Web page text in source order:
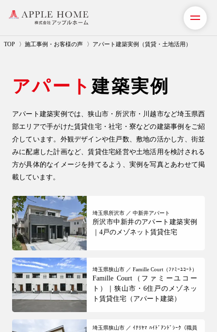
TOP 施工事例・お客様の声 アパート建築実例（賃貸・土地活用）
アパート 建築実例
アパート建築実例 では、狭山市・所沢市・川越市など埼玉県西
部エリアで手がけた賃貸住宅・社宅・寮などの建築事例をご紹
介しています。外観デザインや住戸数、敷地の活かし方、街並
みに配慮した計画など、賃貸住宅経営や土地活用を検討される
方が具体的なイメージを持てるよう、実例を写真とあわせて掲
載しています。
埼玉県所沢市 ／ 中新井アパート
所沢市中新井のアパート建築実例
｜4戸のメゾネット賃貸住宅
埼玉県狭山市 ／ Famille Court（ﾌｧﾐｰﾕｺｰﾄ）
Famille Court（ファミーユコー
ト）｜狭山市・6住戸のメゾネッ
ト賃貸住宅（アパート建築）
埼玉県狭山市 ／ ｲﾅﾘﾔﾏ ﾊｲﾄﾞｱﾝﾄﾞｼｰｸ（職員
事業紹介（注文住宅）
リフォーム・リノベーション
リフォームプラン紹介
土地探しサポート
施工事例・お客様の声
注文住宅
WELL+
テクノストラクチャー
R+house
SAN+
お客様の声・口コミ